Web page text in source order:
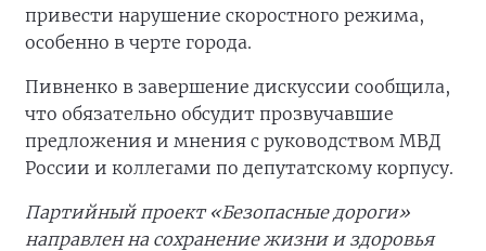
привести нарушение скоростного режима,
особенно в черте города.
Пивненко в завершение дискуссии сообщила,
что обязательно обсудит прозвучавшие
предложения и мнения с руководством МВД
России и коллегами по депутатскому корпусу.
Партийный проект «Безопасные дороги»
направлен на сохранение жизни и здоровья